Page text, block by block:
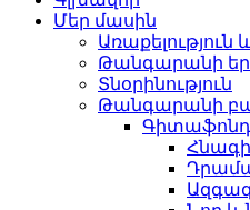
Մեր մասին
Առաքելություն
Թանգարանի
Տնօրինություն
Թանգարանի